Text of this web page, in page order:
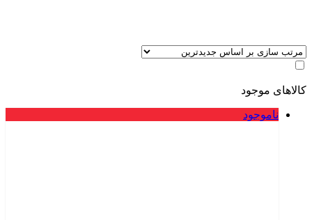
کالاهای موجود
ناموجود